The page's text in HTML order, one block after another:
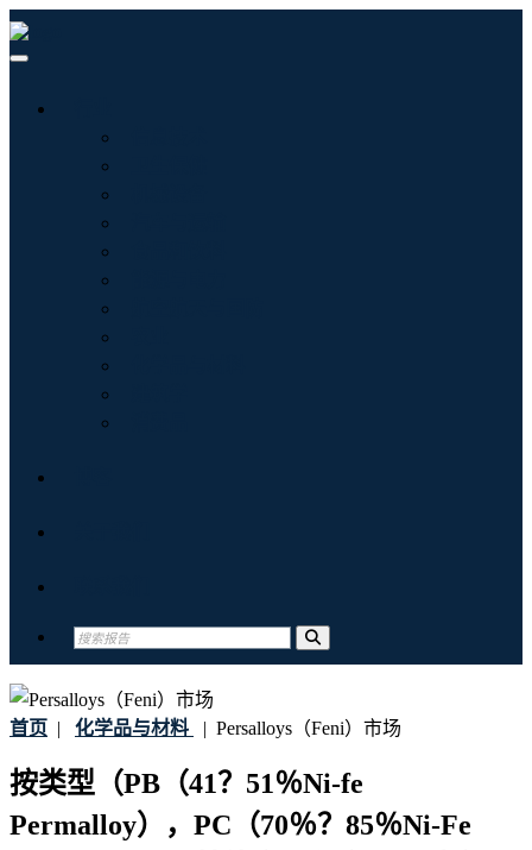
首页 | 化学品与材料 | Persalloys（Feni）市场
按类型（PB（41？51％Ni-fe
Permalloy），PC（70％？85％Ni-Fe